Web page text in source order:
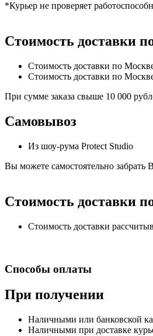
*Курьер не проверяет
Стоимость доставки
Стоимость доставки по
Стоимость доставки по
При сумме заказа свыше 10 000
Самовывоз
Из шоу-рума Protect Studio
Вы можете самостоятельно забрать
Стоимость доставки
Стоимость доставки
Способы оплаты
При получении
Наличными или банковской
Наличными при доставке